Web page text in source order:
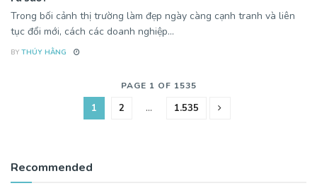
Trong bối cảnh thị trường làm đẹp ngày càng cạnh tranh và liên
tục đổi mới, cách các doanh nghiệp...
BY THÚY HẰNG
PAGE 1 OF 1535
1 2 … 1.535
Recommended